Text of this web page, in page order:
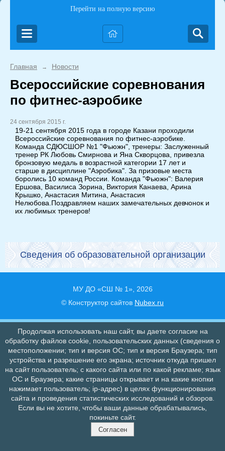
Перейти на полную версию
Главная → Новости
Всероссийские соревнования
по фитнес-аэробике
24 сентября 2015 г.
19-21 сентября 2015 года в городе Казани проходили
Всероссийские соревнования по фитнес-аэробике.
Команда СДЮСШОР №1 "Фьюжн", тренеры: Заслуженный
тренер РК Любовь Смирнова и Яна Скворцова, привезла
бронзовую медаль в возрастной категории 17 лет и
старше в дисциплине "Аэробика". За призовые места
боролись 10 команд России. Команда "Фьюжн": Валерия
Ершова, Василиса Зорина, Виктория Канаева, Арина
Крышко, Анастасия Митина, Анастасия
Нелюбова.Поздравляем наших замечательных девчонок и
их любимых тренеров!
Сведения об образовательной организации
МУ ДО «СШ № 1», 2026
© Конструктор сайтов Nubex.ru
Продолжая использовать наш сайт, вы даете согласие на
обработку файлов cookie, пользовательских данных (сведения о
местоположении; тип и версия ОС; тип и версия Браузера; тип
устройства и разрешение его экрана; источник откуда пришел
на сайт пользователь; с какого сайта или по какой рекламе; язык
ОС и Браузера; какие страницы открывает и на какие кнопки
нажимает пользователь; ip-адрес) в целях функционирования
сайта и проведения статистических исследований и обзоров.
Если вы не хотите, чтобы ваши данные обрабатывались,
покиньте сайт.
Согласен